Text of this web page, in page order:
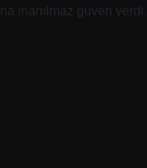
inanılmaz güven verdi.